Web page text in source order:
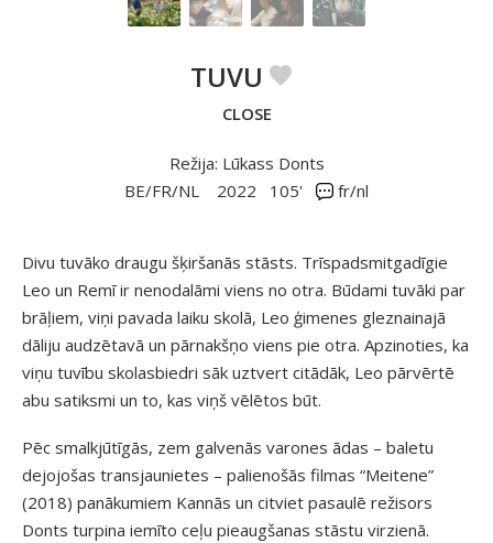
TUVU
CLOSE
Režija: Lūkass Donts
BE/FR/NL
2022 105' fr/nl
Divu tuvāko draugu šķiršanās stāsts. Trīspadsmitgadīgie
Leo un Remī ir nenodalāmi viens no otra. Būdami tuvāki par
brāļiem, viņi pavada laiku skolā, Leo ģimenes gleznainajā
dāliju audzētavā un pārnakšņo viens pie otra. Apzinoties, ka
viņu tuvību skolasbiedri sāk uztvert citādāk, Leo pārvērtē
abu satiksmi un to, kas viņš vēlētos būt.
Pēc smalkjūtīgās, zem galvenās varones ādas – baletu
dejojošas transjaunietes – palienošās filmas “Meitene”
(2018) panākumiem Kannās un citviet pasaulē režisors
Donts turpina iemīto ceļu pieaugšanas stāstu virzienā.